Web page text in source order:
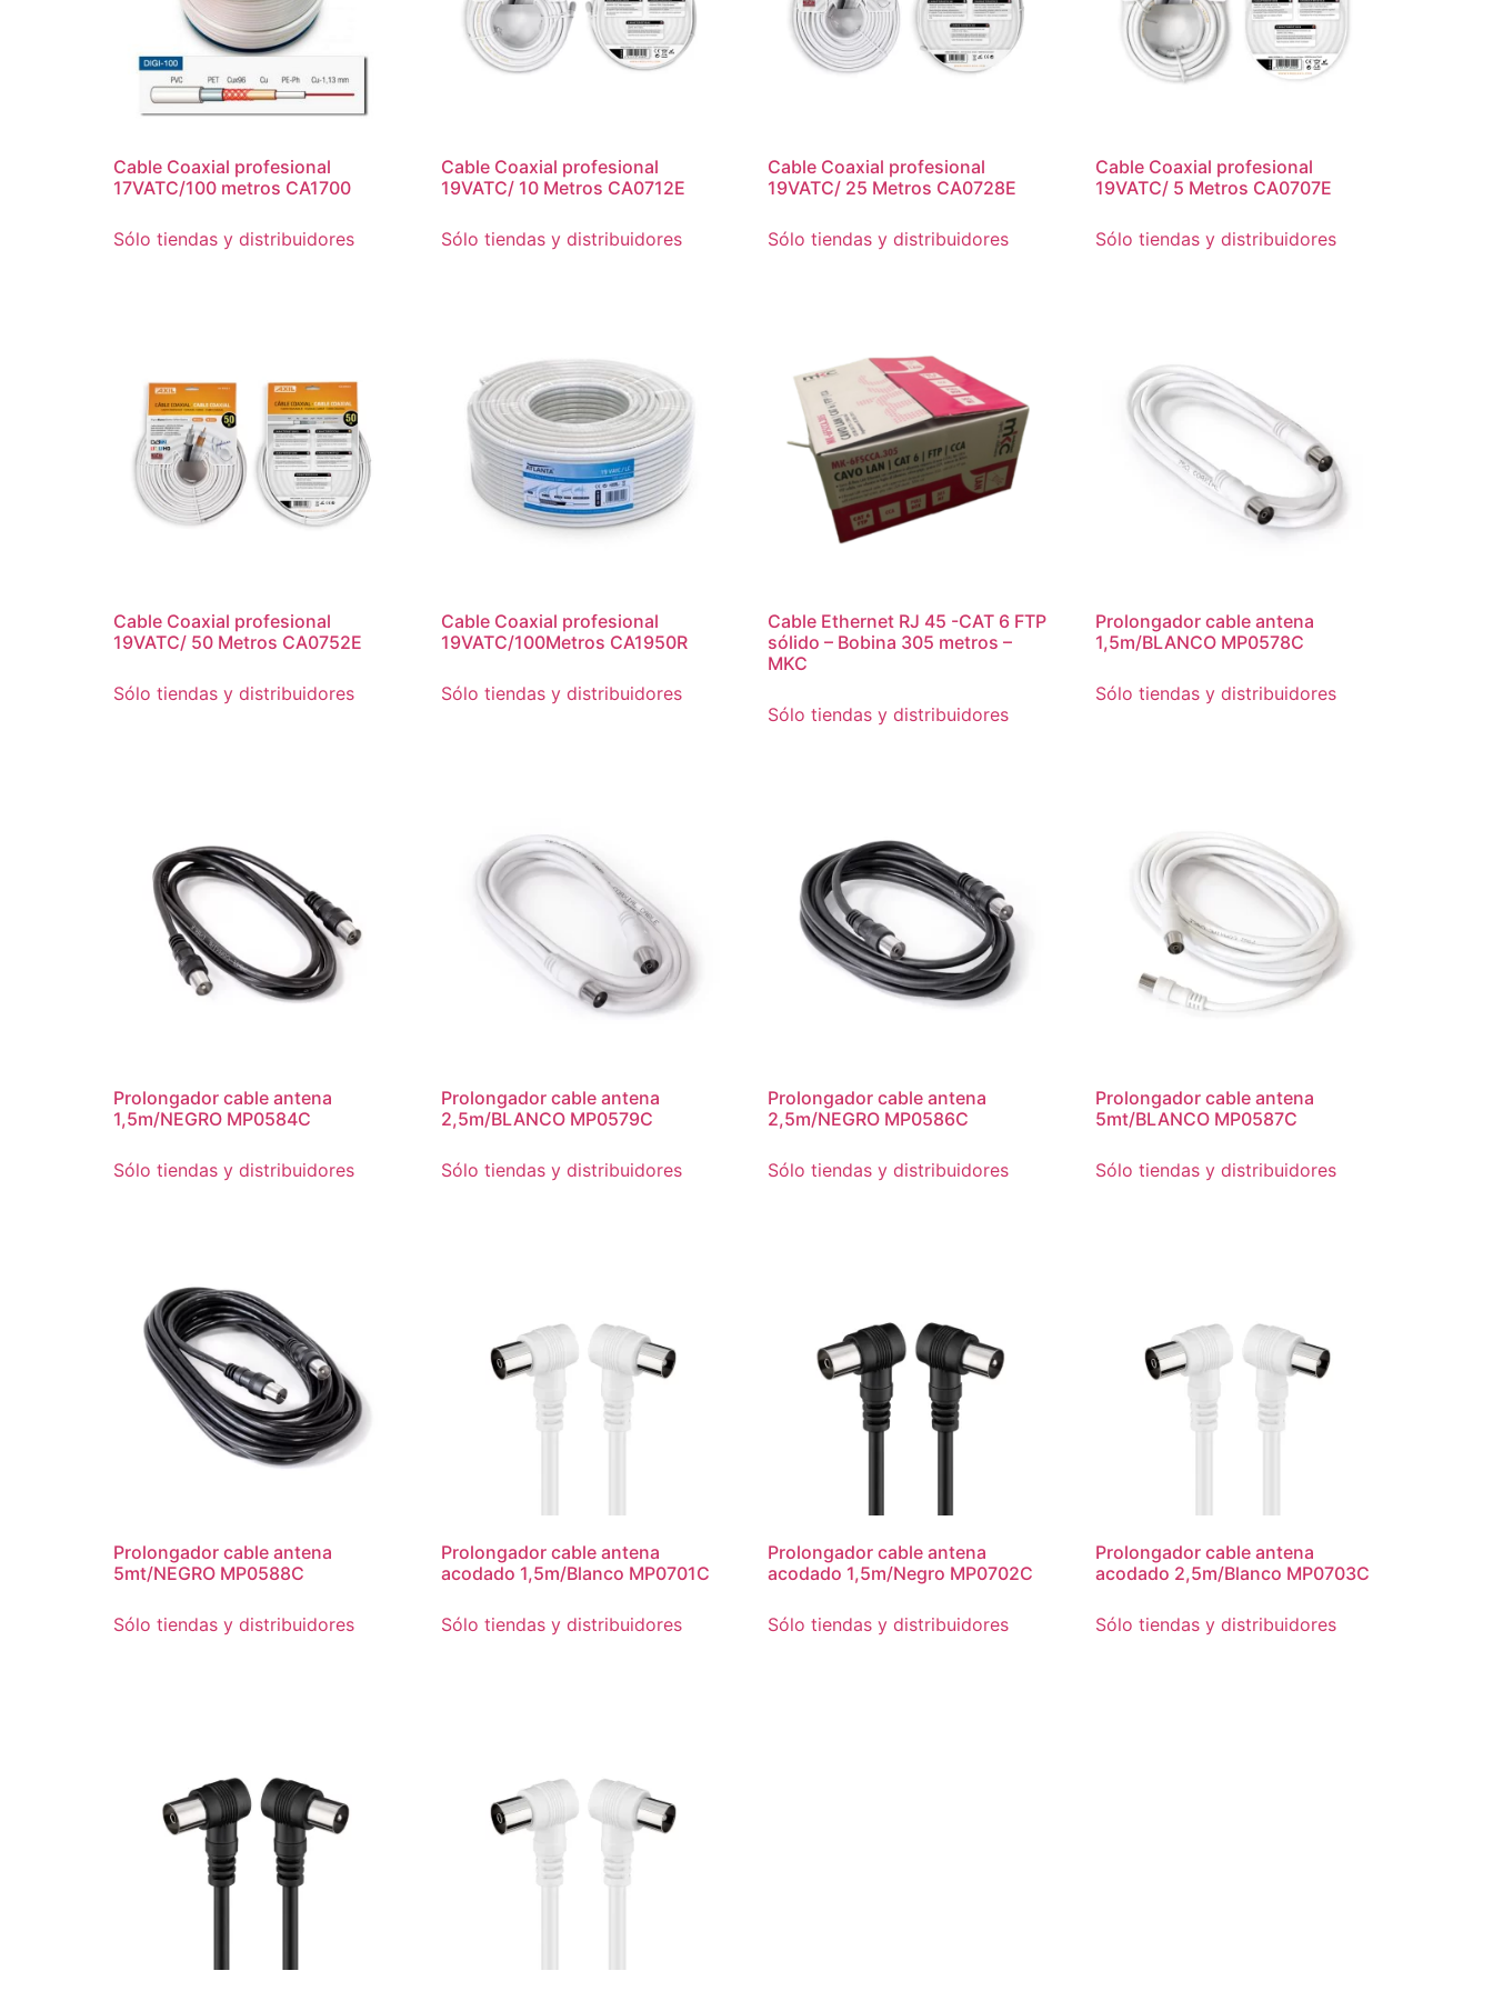
Cable Coaxial profesional
17VATC/100 metros CA1700
Sólo tiendas y distribuidores
Cable Coaxial profesional
19VATC/ 10 Metros CA0712E
Sólo tiendas y distribuidores
Cable Coaxial profesional
19VATC/ 25 Metros CA0728E
Sólo tiendas y distribuidores
Cable Coaxial profesional
19VATC/ 5 Metros CA0707E
Sólo tiendas y distribuidores
Cable Coaxial profesional
19VATC/ 50 Metros CA0752E
Sólo tiendas y distribuidores
Cable Coaxial profesional
19VATC/100Metros CA1950R
Sólo tiendas y distribuidores
Cable Ethernet RJ 45 -CAT 6 FTP
sólido – Bobina 305 metros –
MKC
Sólo tiendas y distribuidores
Prolongador cable antena
1,5m/BLANCO MP0578C
Sólo tiendas y distribuidores
Prolongador cable antena
1,5m/NEGRO MP0584C
Sólo tiendas y distribuidores
Prolongador cable antena
2,5m/BLANCO MP0579C
Sólo tiendas y distribuidores
Prolongador cable antena
2,5m/NEGRO MP0586C
Sólo tiendas y distribuidores
Prolongador cable antena
5mt/BLANCO MP0587C
Sólo tiendas y distribuidores
Prolongador cable antena
5mt/NEGRO MP0588C
Sólo tiendas y distribuidores
Prolongador cable antena
acodado 1,5m/Blanco MP0701C
Sólo tiendas y distribuidores
Prolongador cable antena
acodado 1,5m/Negro MP0702C
Sólo tiendas y distribuidores
Prolongador cable antena
acodado 2,5m/Blanco MP0703C
Sólo tiendas y distribuidores